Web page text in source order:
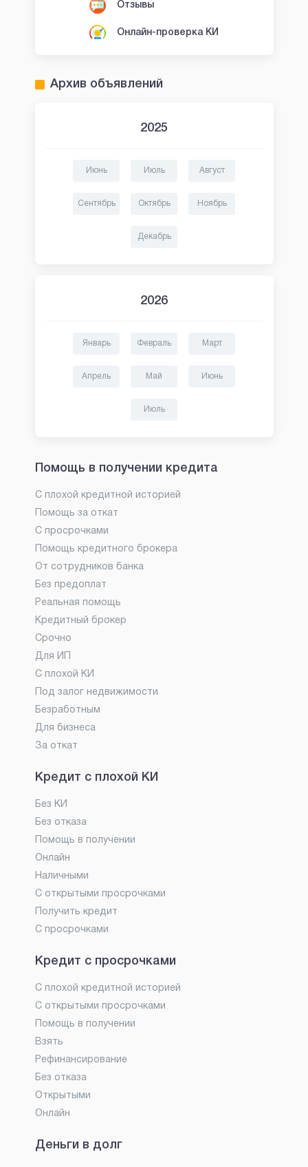
Отзывы
Онлайн-проверка КИ
Архив объявлений
2025
Июнь Июль Август
Сентябрь Октябрь Ноябрь
Декабрь
2026
Январь Февраль Март
Апрель Май Июнь
Июль
Помощь в получении кредита
С плохой кредитной историей
Помощь за откат
С просрочками
Помощь кредитного брокера
От сотрудников банка
Без предоплат
Реальная помощь
Кредитный брокер
Срочно
Для ИП
С плохой КИ
Под залог недвижимости
Безработным
Для бизнеса
За откат
Кредит с плохой КИ
Без КИ
Без отказа
Помощь в получении
Онлайн
Наличными
С открытыми просрочками
Получить кредит
С просрочками
Кредит с просрочками
С плохой кредитной историей
С открытыми просрочками
Помощь в получении
Взять
Рефинансирование
Без отказа
Открытыми
Онлайн
Деньги в долг